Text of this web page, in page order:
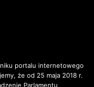
portalu internetowego
że od 25 maja 2018 r.
Parlamentu